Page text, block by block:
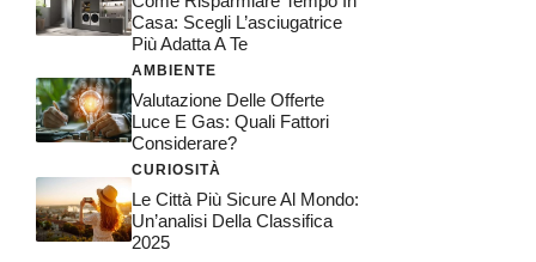
Casa: Scegli L’asciugatrice
Più Adatta A Te
AMBIENTE
Valutazione Delle Offerte
Luce E Gas: Quali Fattori
Considerare?
CURIOSITÀ
Le Città Più Sicure Al Mondo:
Un’analisi Della Classifica
2025